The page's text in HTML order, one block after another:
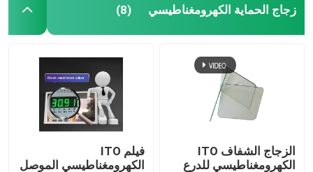
زجاج الحماية الكهرومغناطيسي (8)
الزجاج الشفاف ITO
الكهرومغناطيسي للدرع
فيلم ITO
الكهرومغناطيسي الموصل